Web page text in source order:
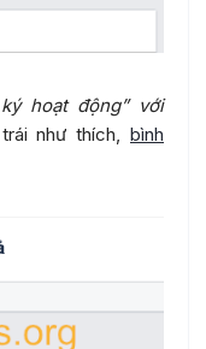
hoạt động” với
như thích,bình